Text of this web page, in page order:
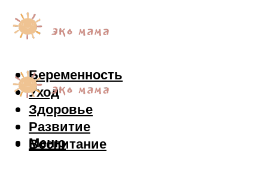
Беременность
Уход
Здоровье
Развитие
Воспитание
Меню